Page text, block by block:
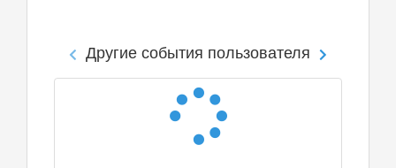
Другие события пользователя